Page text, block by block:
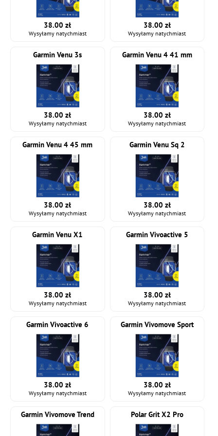
38.00 zł
Wysyłamy natychmiast
38.00 zł
Wysyłamy natychmiast
Garmin Venu 3s
38.00 zł
Wysyłamy natychmiast
Garmin Venu 4 41 mm
38.00 zł
Wysyłamy natychmiast
Garmin Venu 4 45 mm
38.00 zł
Wysyłamy natychmiast
Garmin Venu Sq 2
38.00 zł
Wysyłamy natychmiast
Garmin Venu X1
38.00 zł
Wysyłamy natychmiast
Garmin Vivoactive 5
38.00 zł
Wysyłamy natychmiast
Garmin Vivoactive 6
38.00 zł
Wysyłamy natychmiast
Garmin Vivomove Sport
38.00 zł
Wysyłamy natychmiast
Garmin Vivomove Trend Polar Grit X2 Pro